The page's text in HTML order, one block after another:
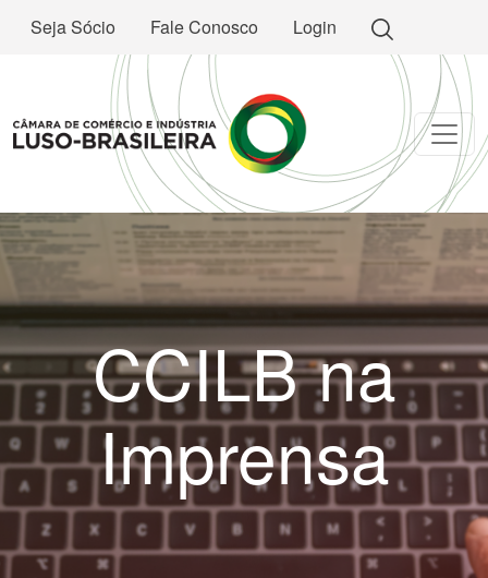
Seja Sócio Fale Conosco Login
CCILB na
Imprensa